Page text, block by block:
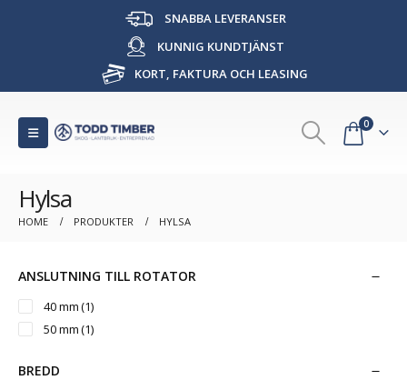
SNABBA LEVERANSER
KUNNIG KUNDTJÄNST
KORT, FAKTURA OCH LEASING
0
Hylsa
HOME PRODUKTER HYLSA
ANSLUTNING TILL ROTATOR
40 mm(1)
50 mm(1)
BREDD